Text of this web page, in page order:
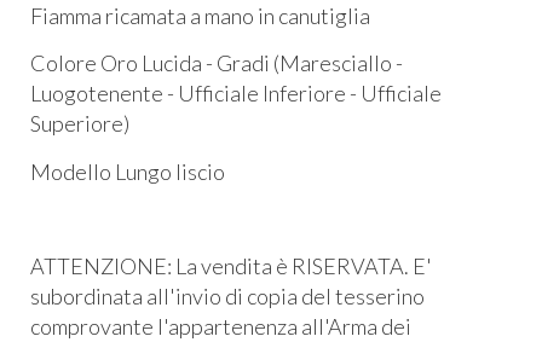
Fiamma ricamata a mano in canutiglia
Colore Oro Lucida - Gradi (Maresciallo -
Luogotenente - Ufficiale Inferiore - Ufficiale
Superiore)
Modello Lungo liscio
ATTENZIONE: La vendita è RISERVATA. E'
subordinata all'invio di copia del tesserino
comprovante l'appartenenza all'Arma dei